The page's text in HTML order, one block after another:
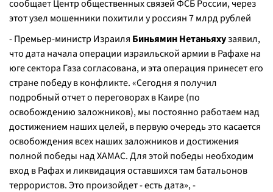
сообщает Центр общественных связей ФСБ России, через
этот узел мошенники похитили у россиян 7 млрд рублей
- Премьер-министр Израиля Биньямин Нетаньяхузаявил,
что дата начала операции израильской армии в Рафахе на
юге сектора Газа согласована, и эта операция принесет его
стране победу в конфликте. «Сегодня я получил
подробный отчет о переговорах в Каире (по
освобождению заложников), мы постоянно работаем над
достижением наших целей, в первую очередь это касается
освобождения всех наших заложников и достижения
полной победы над ХАМАС. Для этой победы необходим
вход в Рафах и ликвидация оставшихся там батальонов
террористов. Это произойдет - есть дата», -